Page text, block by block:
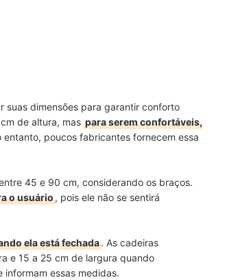
suas dimensões para garantir conforto
de altura, mas para serem confortáveis,
entanto, poucos fabricantes fornecem essa
45 e 90 cm, considerando os braços.
o usuário, pois ele não se sentirá
ela está fechada. As cadeiras
e 15 a 25 cm de largura quando
essas medidas.